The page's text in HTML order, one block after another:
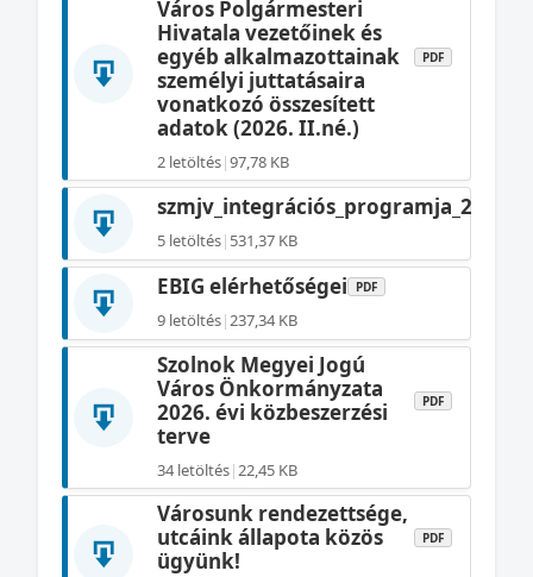
Város Polgármesteri
Hivatala vezetőinek és
egyéb alkalmazottainak
személyi juttatásaira
vonatkozó összesített
adatok (2026. II.né.)
PDF
2 letöltés|97,78 KB
szmjv_integrációs_programja_2026
5 letöltés| 531,37 KB
EBIG elérhetőségei PDF
9 letöltés|237,34 KB
Szolnok Megyei Jogú
Város Önkormányzata
2026. évi közbeszerzési
terve
PDF
34 letöltés|22,45 KB
Városunk rendezettsége,
utcáink állapota közös
ügyünk!
PDF